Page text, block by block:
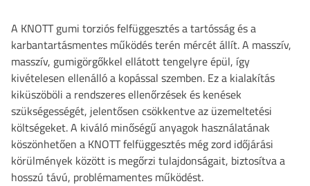
A KNOTT gumi torziós felfüggesztés a tartósság és a
karbantartásmentes működés terén mércét állít. A masszív,
masszív, gumigörgőkkel ellátott tengelyre épül, így
kivételesen ellenálló a kopással szemben. Ez a kialakítás
kiküszöböli a rendszeres ellenőrzések és kenések
szükségességét, jelentősen csökkentve az üzemeltetési
költségeket. A kiváló minőségű anyagok használatának
köszönhetően a KNOTT felfüggesztés még zord időjárási
körülmények között is megőrzi tulajdonságait, biztosítva a
hosszú távú, problémamentes működést.